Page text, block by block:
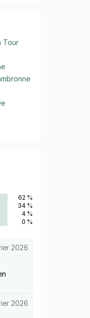
Tour
62 %
34 %
4 %
0 %
2026
2026